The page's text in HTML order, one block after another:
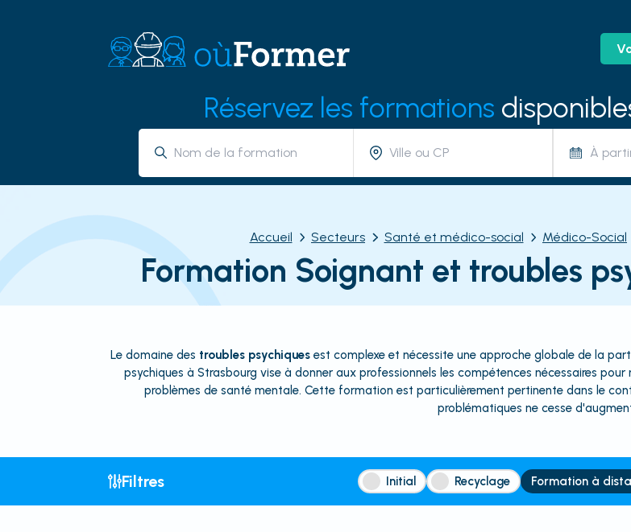
Réservez les formations
À
Accueil Secteurs Santé et médico-social Médico-Social
Formation Soignant et troubles
Le domaine des troubles psychiquesest complexe et nécessite une approche globale de la
psychiques à Strasbourg vise à donner aux professionnels les compétences nécessaires
problèmes de santé mentale. Cette formation est particulièrement pertinente dans le
problématiques ne cesse
Filtres Initial Recyclage Formation à